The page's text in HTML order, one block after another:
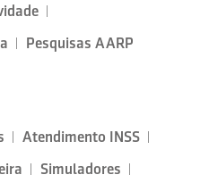
Pesquisas AARP
Atendimento INSS
Simuladores